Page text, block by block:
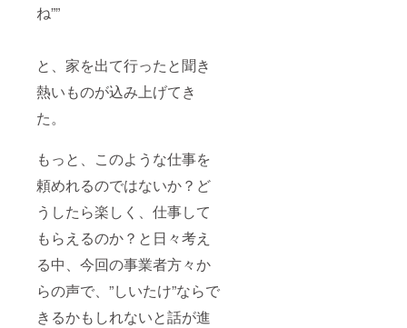
ね””
と、家を出て行ったと聞き
熱いものが込み上げてき
た。
もっと、このような仕事を
頼めれるのではないか？ど
うしたら楽しく、仕事して
もらえるのか？と日々考え
る中、今回の事業者方々か
らの声で、”しいたけ”ならで
きるかもしれないと話が進